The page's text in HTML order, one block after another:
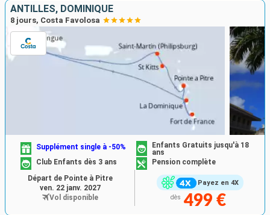
ANTILLES, DOMINIQUE
8 jours, Costa Favolosa
Payez en 4X
Supplément single à -50%
Enfants Gratuits jusqu'à 18
ans
Club Enfants dès 3 ans
Pension complète
dès 499 €
Départ de Pointe à Pitre
ven. 22 janv. 2027
Vol disponible